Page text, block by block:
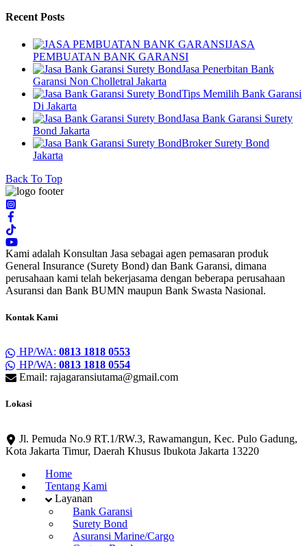
Recent Posts
JASA
PEMBUATAN BANK GARANSI
Jasa Penerbitan Bank
Garansi Non Cholletral Jakarta
Tips Memilih Bank Garansi
Di Jakarta
Jasa Bank Garansi Surety
Bond Jakarta
Broker Surety Bond
Jakarta
Back To Top
Kami adalah Konsultan Jasa sebagai agen pemasaran produk
General Insurance (Surety Bond) dan Bank Garansi, dimana
perusahaan kami telah bekerjasama dengan beberapa perusahaan
Asuransi dan Bank BUMN maupun Bank Swasta Nasional.
Kontak Kami
HP/WA: 0813 1818 0553
HP/WA: 0813 1818 0554
Email: rajagaransiutama@gmail.com
Lokasi
Jl. Pemuda No.9 RT.1/RW.3, Rawamangun, Kec. Pulo Gadung,
Kota Jakarta Timur, Daerah Khusus Ibukota Jakarta 13220
Home
Tentang Kami
Layanan
Bank Garansi
Surety Bond
Asuransi Marine/Cargo